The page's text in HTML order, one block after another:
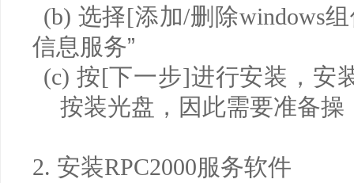
(b) 选择[添加/删除windows
信息服务”
(c) 按[下一步]进行安装，安
按装光盘，因此需要准备
2. 安装RPC2000服务软件